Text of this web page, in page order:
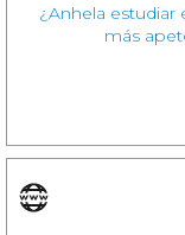
¿Anhela estudiar
más